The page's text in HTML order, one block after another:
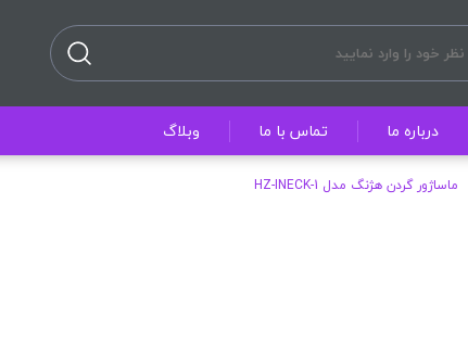
درباره ما تماس با ما وبلاگ
ماساژور گردن هژنگ مدل HZ-INECK-1